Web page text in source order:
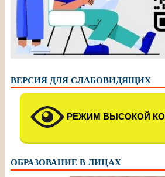
ВЕРСИЯ ДЛЯ СЛАБОВИДЯЩИХ
РЕЖИМ ВЫСОКОЙ
ОБРАЗОВАНИЕ В ЛИЦАХ